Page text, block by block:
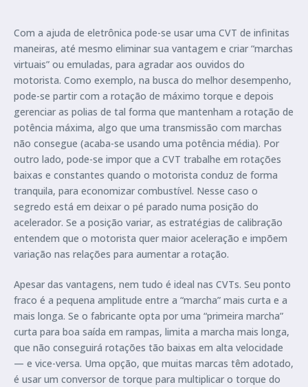
Com a ajuda de eletrônica pode-se usar uma CVT de infinitas
maneiras, até mesmo eliminar sua vantagem e criar “marchas
virtuais” ou emuladas, para agradar aos ouvidos do
motorista. Como exemplo, na busca do melhor desempenho,
pode-se partir com a rotação de máximo torque e depois
gerenciar as polias de tal forma que mantenham a rotação de
potência máxima, algo que uma transmissão com marchas
não consegue (acaba-se usando uma potência média). Por
outro lado, pode-se impor que a CVT trabalhe em rotações
baixas e constantes quando o motorista conduz de forma
tranquila, para economizar combustível. Nesse caso o
segredo está em deixar o pé parado numa posição do
acelerador. Se a posição variar, as estratégias de calibração
entendem que o motorista quer maior aceleração e impõem
variação nas relações para aumentar a rotação.
Apesar das vantagens, nem tudo é ideal nas CVTs. Seu ponto
fraco é a pequena amplitude entre a “marcha” mais curta e a
mais longa. Se o fabricante opta por uma “primeira marcha”
curta para boa saída em rampas, limita a marcha mais longa,
que não conseguirá rotações tão baixas em alta velocidade
— e vice-versa. Uma opção, que muitas marcas têm adotado,
é usar um conversor de torque para multiplicar o torque do